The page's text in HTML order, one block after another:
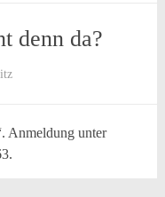
denn da?
Anmeldung unter